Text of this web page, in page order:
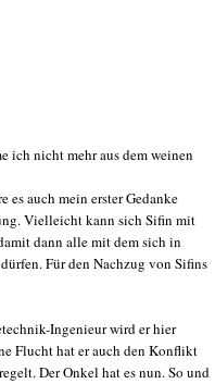
ich nicht mehr aus dem weinen
es auch mein erster Gedanke
Vielleicht kann sich Sifin mit
dann alle mit dem sich in
Für den Nachzug von Sifins
Ingenieur wird er hier
Flucht hat er auch den Konflikt
Der Onkel hat es nun. So und